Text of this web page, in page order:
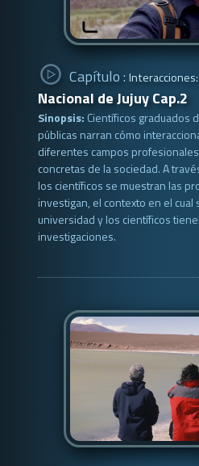
Capítulo : Interacciones:
Nacional de Jujuy Cap.2
Sinopsis: Científicos graduados
públicas narran cómo
diferentes campos
concretas de la sociedad. A
los científicos se muestran las
investigan, el contexto en el cual
universidad y los científicos
investigaciones.